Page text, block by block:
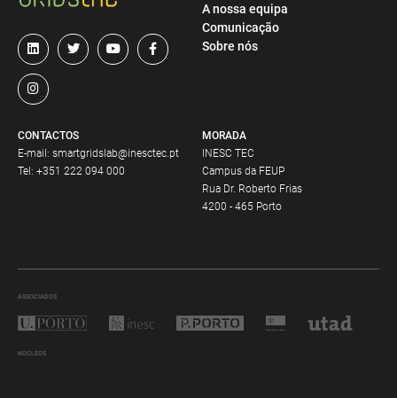
MORADA
INESC TEC
Campus da FEUP
Rua Dr. Roberto Frias
4200 - 465 Porto
CONTACTOS
E-mail: smartgridslab@inesctec.pt
Tel: +351 222 094 000
A nossa equipa
Comunicação
Sobre nós
ASSOCIADOS
NÚCLEOS